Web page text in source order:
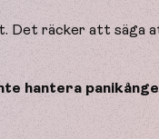
Det räcker att säga
hantera